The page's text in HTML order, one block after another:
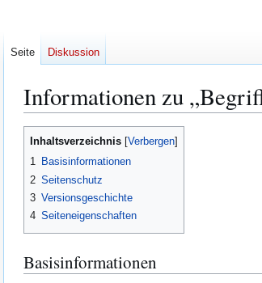
Informationen zu
Zur
Zur
Inhaltsverzeichnis
1 Basisinformationen
2 Seitenschutz
3 Versionsgeschichte
4 Seiteneigenschaften
Basisinformationen
Seite Diskussion